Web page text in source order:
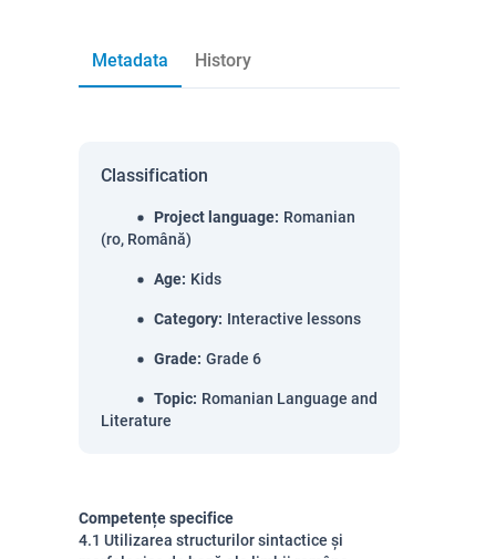
Metadata History
Classification
Project language: Romanian
(ro, Română)
Age: Kids
Category: Interactive lessons
Grade: Grade 6
Topic: Romanian Language and
Literature
Competențe specifice
4.1 Utilizarea structurilor sintactice și